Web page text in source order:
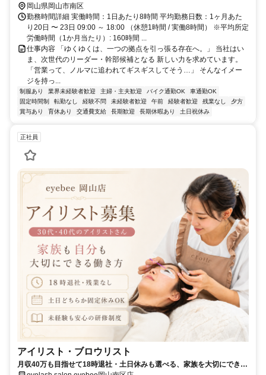
岡山県岡山市南区
勤務時間詳細 実働時間：1日あたり8時間 平均勤務日数：1ヶ月あた
り20日 〜 23日 09:00 ～ 18:00 （休憩1時間 / 実働8時間） ※平均所定
労働時間（1か月当たり）: 160時間 ...
仕事内容 「ゆくゆくは、一つの拠点を引っ張る存在へ。」 当社はい
ま、次世代のリーダー・幹部候補となる 新しい力を求めています。
「営業って、ノルマに追われてギスギスしてそう…」 そんなイメー
ジを持っ...
制服あり 業界未経験者歓迎 主婦・主夫歓迎 バイク通勤OK
車通勤OK
固定時間制
転勤なし 経験不問 未経験者歓迎 午前 経験者歓迎 残業なし
夕方
賞与あり
育休あり 交通費支給 長期歓迎 長期休暇あり 土日祝休み
正社員
アイリスト・ブロウリスト
月収40万も目指せて18時退社・土日休みも選べる、家族を大切にできる